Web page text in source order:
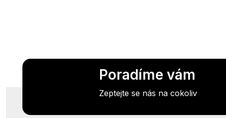
Poradíme vám
Zeptejte se nás na cokoliv